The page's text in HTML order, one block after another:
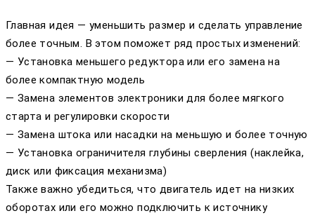
Главная идея — уменьшить размер и сделать управление
более точным. В этом поможет ряд простых изменений:
— Установка меньшего редуктора или его заменa на
более компактную модель
— Замена элементов электроники для более мягкого
старта и регулировки скорости
— Замена штока или насадки на меньшую и более точную
— Установка ограничителя глубины сверления (наклейка,
диск или фиксация механизма)
Также важно убедиться, что двигатель идет на низких
оборотах или его можно подключить к источнику